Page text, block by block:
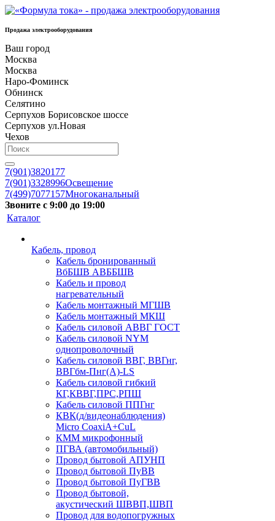
Продажа электрооборудования
Ваш город
Москва
Москва
Наро-Фоминск
Обнинск
Селятино
Серпухов Борисовское шоссе
Серпухов ул.Новая
Чехов
7(901)3820177
7(901)3328996Освещение
7(499)7077157Многоканальный
Звоните с 9:00 до 19:00
Каталог
Кабель, провод
Кабель бронированный
ВбБШВ АВББШВ
Кабель и провод
нагревательный
Кабель монтажный МГШВ
Кабель монтажный МКШ
Кабель силовой АВВГ ГОСТ
Кабель силовой NYM
однопроволочный
Кабель силовой ВВГ, ВВГнг,
ВВГбм-Пнг(А)-LS
Кабель силовой гибкий
КГ,КВВГ,ПРС,РПШ
Кабель силовой ППГнг
КВК(д/видеонаблюдения)
Micro CoaxiA+CuL
КММ микрофонный
ПГВА (автомобильный)
Провод бытовой АПУНП
Провод бытовой ПуВВ
Провод бытовой ПуГВВ
Провод бытовой,
акустический ШВВП,ШВП
Провод для водопогружных